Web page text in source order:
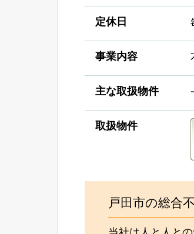
定休日
事業内容
主な取扱物件
取扱物件
戸田市の総合